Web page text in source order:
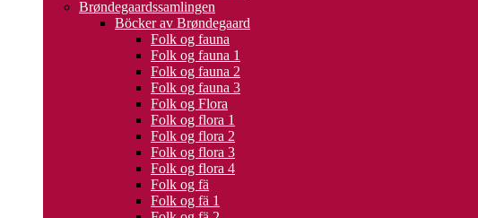
Brøndegaardssamlingen
Böcker av Brøndegaard
Folk og fauna
Folk og fauna 1
Folk og fauna 2
Folk og fauna 3
Folk og Flora
Folk og flora 1
Folk og flora 2
Folk og flora 3
Folk og flora 4
Folk og fä
Folk og fä 1